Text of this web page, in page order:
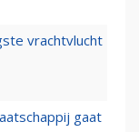
vrachtvlucht
gaat